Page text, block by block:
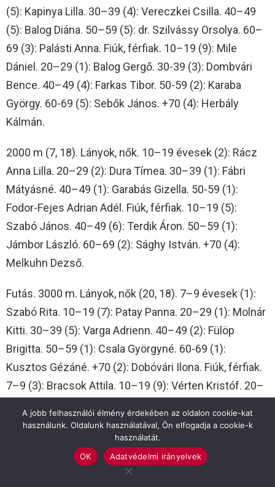
(5): Kapinya Lilla. 30–39 (4): Vereczkei Csilla. 40–49
(5): Balog Diána. 50–59 (5): dr. Szilvássy Orsolya. 60–
69 (3): Palásti Anna. Fiúk, férfiak. 10–19 (9): Mile
Dániel. 20–29 (1): Balog Gergő. 30-39 (3): Dombvári
Bence. 40–49 (4): Farkas Tibor. 50-59 (2): Karaba
György. 60-69 (5): Sebők János. +70 (4): Herbály
Kálmán.
2000 m (7, 18). Lányok, nők. 10–19 évesek (2): Rácz
Anna Lilla. 20–29 (2): Dura Tímea. 30–39 (1): Fábri
Mátyásné. 40–49 (1): Garabás Gizella. 50-59 (1):
Fodor-Fejes Adrian Adél. Fiúk, férfiak. 10–19 (5):
Szabó János. 40–49 (6): Terdik Áron. 50–59 (1):
Jámbor László. 60–69 (2): Sághy István. +70 (4):
Melkuhn Dezső.
Futás. 3000 m. Lányok, nők (20, 18). 7–9 évesek (1):
Szabó Rita. 10–19 (7): Patay Panna. 20–29 (1): Molnár
Kitti. 30–39 (5): Varga Adrienn. 40–49 (2): Fülöp
Brigitta. 50–59 (1): Csala Györgyné. 60-69 (1):
Kusztos Gézáné. +70 (2): Dobóvári Ilona. Fiúk, férfiak.
7–9 (3): Bracsok Attila. 10–19 (9): Vérten Kristóf. 20–
(4): Prisztai Viktor.
6000 m. Lányok, nők (17, 17). 10–19 évesek (2): 1.
Győri Dolli Diána. 20–29 (3): Relossa Princessa. 30–39
A jobb felhasználói élmény érdekében az oldalon cookie-kat
használunk. Oldalunk használatával, Ön elfogadja a cookie-k
használatát.
OK
Adatvédelmi irányelvek